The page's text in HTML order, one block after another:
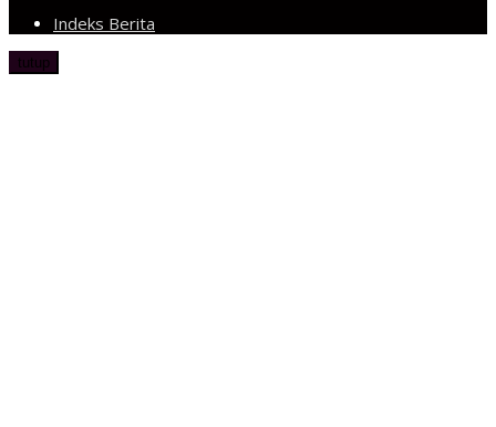
Indeks Berita
tutup